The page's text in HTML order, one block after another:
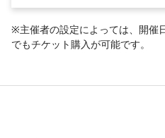
※主催者の設定によっては、開催
でもチケット購入が可能です。